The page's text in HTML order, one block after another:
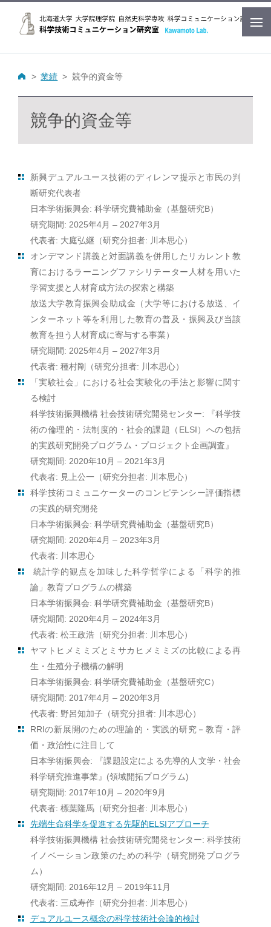
業績 競争的資金等
競争的資金等
新興デュアルユース技術のディレンマ提示と市民の判
断研究代表者
日本学術振興会: 科学研究費補助金（基盤研究B）
研究期間: 2025年4月 – 2027年3月
代表者: 大庭弘継（研究分担者: 川本思心）
オンデマンド講義と対面講義を併用したリカレント教
育におけるラーニングファシリテーター人材を用いた
学習支援と人材育成方法の探索と構築
放送大学教育振興会助成金（大学等における放送、イ
ンターネット等を利用した教育の普及・振興及び当該
教育を担う人材育成に寄与する事業）
研究期間: 2025年4月 – 2027年3月
代表者: 種村剛（研究分担者: 川本思心）
「実験社会」における社会実験化の手法と影響に関す
る検討
科学技術振興機構 社会技術研究開発センター: 『科学技
術の倫理的・法制度的・社会的課題（ELSI）への包括
的実践研究開発プログラム・プロジェクト企画調査』
研究期間: 2020年10月 – 2021年3月
代表者: 見上公一（研究分担者: 川本思心）
科学技術コミュニケーターのコンピテンシー評価指標
の実践的研究開発
日本学術振興会: 科学研究費補助金（基盤研究B）
研究期間: 2020年4月 – 2023年3月
代表者: 川本思心
統計学的観点を加味した科学哲学による「科学的推
論」教育プログラムの構築
日本学術振興会: 科学研究費補助金（基盤研究B）
研究期間: 2020年4月 – 2024年3月
代表者: 松王政浩（研究分担者: 川本思心）
ヤマトヒメミミズとミサカヒメミミズの比較による再
生・生殖分子機構の解明
日本学術振興会: 科学研究費補助金（基盤研究C）
研究期間: 2017年4月 – 2020年3月
代表者: 野呂知加子（研究分担者: 川本思心）
RRIの新展開のための理論的・実践的研究－教育・評
価・政治性に注目して
日本学術振興会: 『課題設定による先導的人文学・社会
科学研究推進事業』(領域開拓プログラム)
研究期間: 2017年10月 – 2020年9月
代表者: 標葉隆馬（研究分担者: 川本思心）
先端生命科学を促進する先駆的ELSIアプローチ
科学技術振興機構 社会技術研究開発センター: 科学技術
イノベーション政策のための科学（研究開発プログラ
ム）
研究期間: 2016年12月 – 2019年11月
代表者: 三成寿作（研究分担者: 川本思心）
デュアルユース概念の科学技術社会論的検討